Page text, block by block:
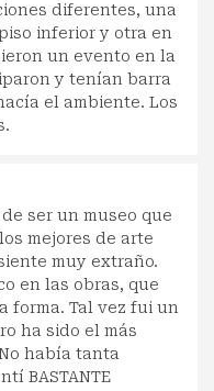
diferentes, una
inferior y otra en
un evento en la
y tenían barra
el ambiente. Los
ser un museo que
mejores de arte
muy extraño.
en las obras, que
forma. Tal vez fui un
ha sido el más
había tanta
BASTANTE